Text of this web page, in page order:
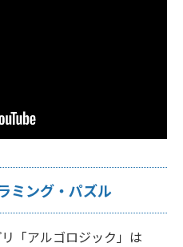
ミング・パズル
「アルゴロジック」は